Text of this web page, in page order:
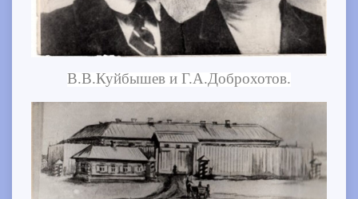
В.В.Куйбышев и Г.А.Доброхотов.